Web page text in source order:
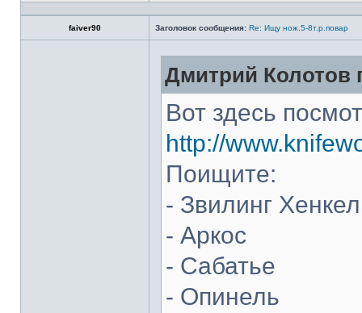
faiver90 Заголовок сообщения: Re: Ищу нож.5-8т.р.повар
Дмитрий Колотов
Вот здесь
http://
Поищите:
- Звилинг
- Аркос
- Сабатье
- Опинель